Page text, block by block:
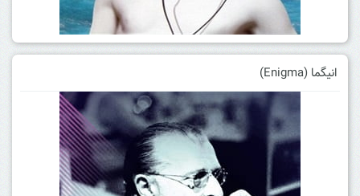
انیگما (Enigma)